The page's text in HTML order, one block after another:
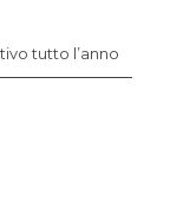
tutto l’anno